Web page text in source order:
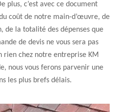
plus, c’est avec ce document
coût de notre main-d’œuvre, de
de la totalité des dépenses que
de devis ne vous sera pas
rien chez notre entreprise KM
nous vous ferons parvenir une
les plus brefs délais.